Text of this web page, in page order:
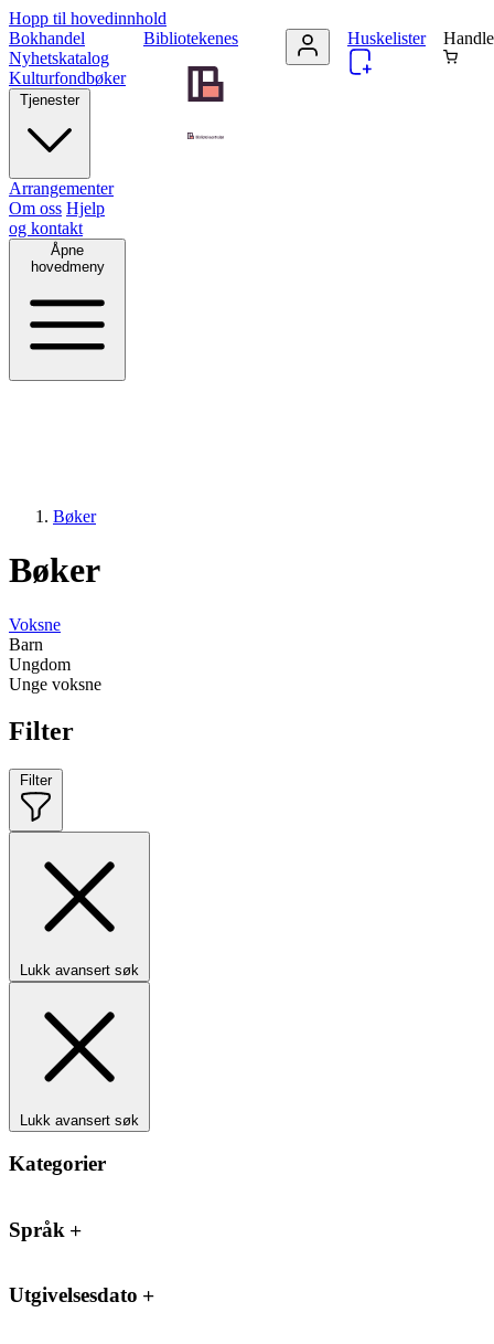
Hopp til hovedinnhold
Bibliotekenes
Bokhandel
Nyhetskatalog
Kulturfondbøker
Tjenester
Arrangementer
Om oss Hjelp
og kontakt
Åpne
hovedmeny
Huskelister
Bøker
Bøker
Voksne
Barn
Ungdom
Unge voksne
Filter
Filter
Lukk avansert søk
Lukk avansert søk
Kategorier
Språk
Utgivelsesdato